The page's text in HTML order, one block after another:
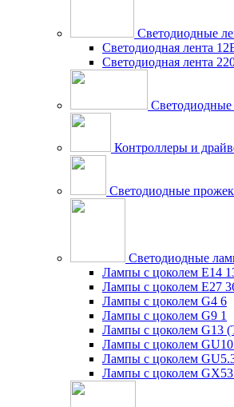
Светодиодные
Светодиодная лента
Светодиодная лента
Контроллеры и
Светодиодные
Светодиодные
Лампы с цоколем E14
Лампы с цоколем E27
Лампы с цоколем G4 6
Лампы с цоколем G9 1
Лампы с цоколем G13
Лампы с цоколем GU10
Лампы с цоколем
Лампы с цоколем GX53